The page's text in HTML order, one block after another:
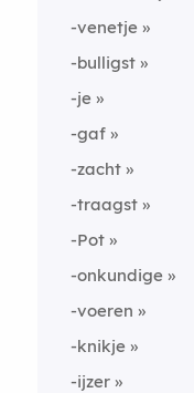
-venetje
-bulligst
-je
-gaf
-zacht
-traagst
-Pot
-onkundige
-voeren
-knikje
-ijzer